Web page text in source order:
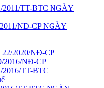
2011/TT-BTC NGÀY
NĐ-CP NGÀY
2020/NĐ-CP
2016/NĐ-CP
TT-BTC